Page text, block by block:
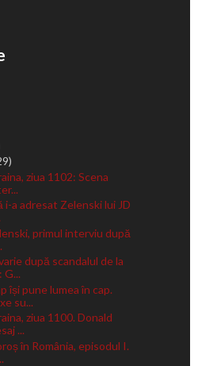
ziua 1102: Scena
a adresat Zelenski lui JD
primul interviu după
după scandalul de la
G...
își pune lumea în cap.
su...
ziua 1100. Donald
...
în România, episodul I.